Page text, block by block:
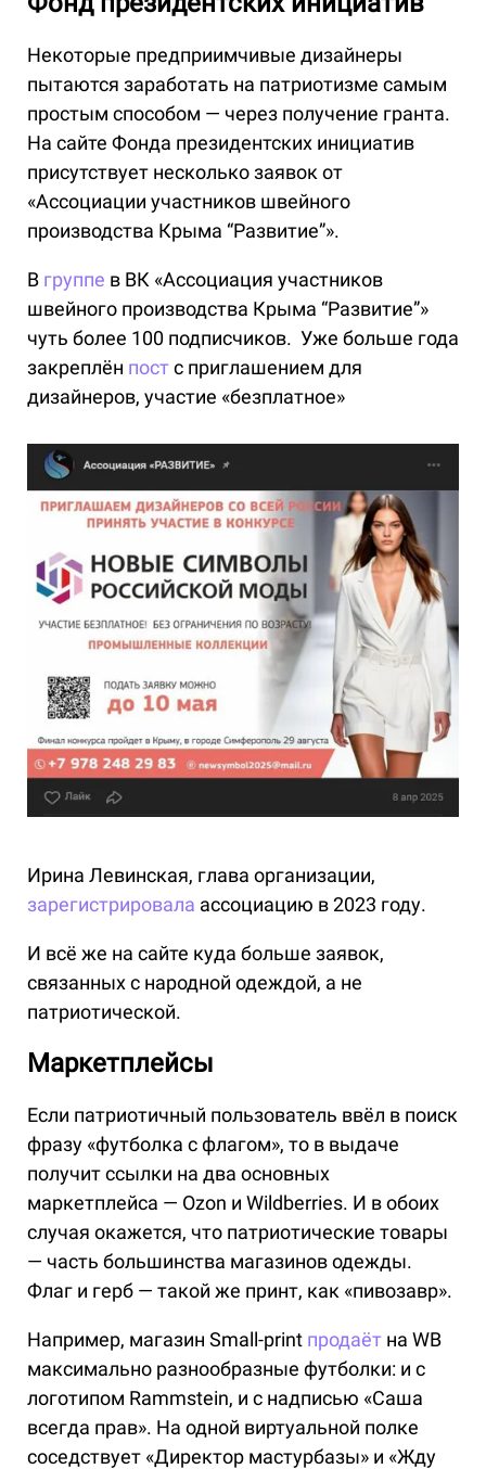
Некоторые предприимчивые дизайнеры
пытаются заработать на патриотизме самым
простым способом — через получение гранта.
На сайте Фонда президентских инициатив
присутствует несколько заявок от
«Ассоциации участников швейного
производства Крыма “Развитие”».
В группе в ВК «Ассоциация участников
швейного производства Крыма “Развитие”»
чуть более 100 подписчиков. Уже больше года
закреплён постс приглашением для
дизайнеров, участие «безплатное»
Ирина Левинская, глава организации,
зарегистрировала ассоциацию в 2023 году.
И всё же на сайте куда больше заявок,
связанных с народной одеждой, а не
патриотической.
Маркетплейсы
Если патриотичный пользователь ввёл в поиск
фразу «футболка с флагом», то в выдаче
получит ссылки на два основных
маркетплейса — Ozon и Wildberries. И в обоих
случая окажется, что патриотические товары
— часть большинства магазинов одежды.
Флаг и герб — такой же принт, как «пивозавр».
Например, магазин Small-print продаёт на WB
максимально разнообразные футболки: и с
логотипом Rammstein, и с надписью «Саша
всегда прав». На одной виртуальной полке
соседствует «Директор мастурбазы» и «Жду